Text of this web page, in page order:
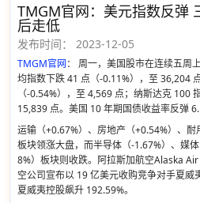
TMGM官网：美元指数反弹
后走低
发布时间： 2023-12-05
TMGM官网： 周一，美国股市在连续五周
均指数下跌 41 点（-0.11%），至 36,204
（-0.54%），至 4,569 点；纳斯达克 100
15,839 点。美国 10 年期国债收益率反弹
运输（+0.67%）、房地产（+0.54%）、
板块领涨大盘，而半导体（-1.67%）、媒
8%）板块则收跌。阿拉斯加航空Alaska
空公司宣布以 19 亿美元收购竞争对手夏威
夏威夷控股飙升 192.59%。